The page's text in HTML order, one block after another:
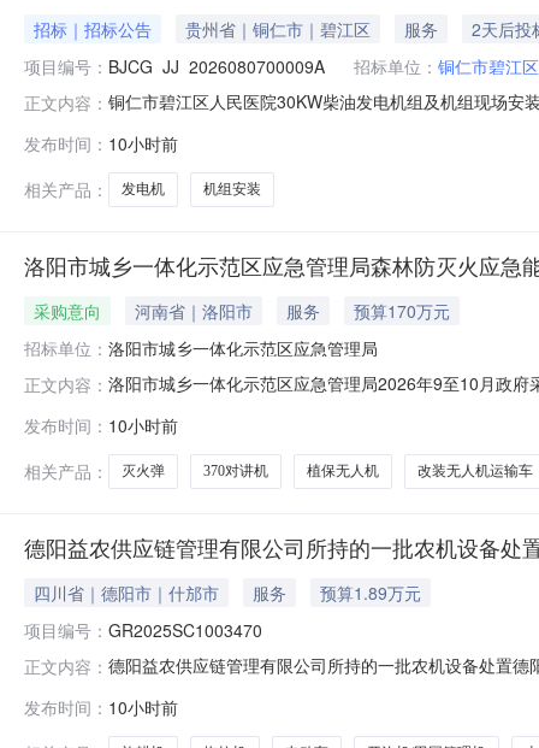
招标｜招标公告 贵州省｜铜仁市｜碧江区 服务
2天后投
项目编号： BJCG_JJ_2026080700009A 招标单位： 铜仁市碧江
正文内容： 铜仁市碧江区人民医院30KW柴油发电机组及机组现场
要求报价、中标后无故放弃、不按合同履行等违约行为
府采购电子卖场各区划同
发布时间： 10小时前
相关产品：
发电机 机组安装
洛阳市城乡一体化示范区应急管理局森林防灭火应急
采购意向 河南省｜洛阳市 服务
预算170万元
招标单位： 洛阳市城乡一体化示范区应急管理局
正文内容： 洛阳市城乡一体化示范区应急管理局2026年9至10月政
洛阳市城乡一体化示范区应急管理局森林防灭火应急能
运输车1辆，植保无人机
发布时间： 10小时前
相关产品：
灭火弹 370对讲机 植保无人机 改装无人机运输车
德阳益农供应链管理有限公司所持的一批农机设备处
四川省｜德阳市｜什邡市 服务
预算1.89万元
项目编号： GR2025SC1003470
正文内容： 德阳益农供应链管理有限公司所持的一批农机设备处置
否是否涉及优先权不涉及标的基本信息标的资产概况一
理机、
发布时间： 10小时前